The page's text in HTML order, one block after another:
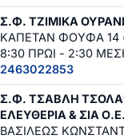
Σ.Φ. ΤΖΙΜΙΚΑ
ΚΑΠΕΤΑΝ ΦΟΥΦΑ 14
8:30 ΠΡΩΙ - 2:30
2463022853
Σ.Φ. ΤΣΑΒΛΗ
ΕΛΕΥΘΕΡΙΑ & ΣΙΑ Ο.Ε.
ΒΑΣΙΛΕΩΣ